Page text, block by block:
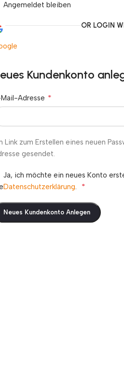
Angemeldet bleiben
OR LOGIN
Kundenkonto
Adresse *
Link zum Erstellen eines neuen
gesendet.
Ja, ich möchte ein neues Konto
Datenschutzerklärung. *
Neues Kundenkonto Anlegen